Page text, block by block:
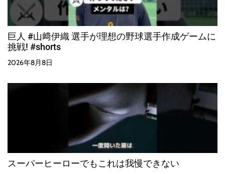
巨人 #山﨑伊織 選手が理想の野球選手作成ゲームに
挑戦! #shorts
2026年8月8日
スーパーヒーローでもこれは我慢できない